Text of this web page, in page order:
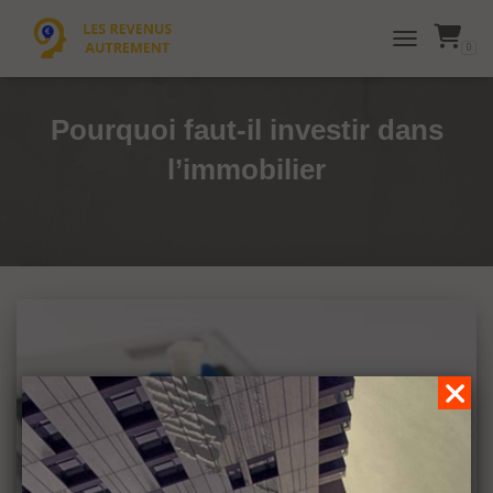
TOGGLE 0
Pourquoi faut-il investir dans
l’immobilier